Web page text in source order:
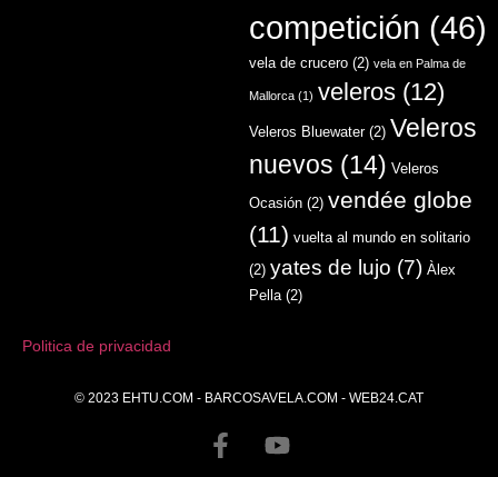
competición (46)
vela de crucero (2) vela en Palma de
Mallorca (1) veleros (12)
Veleros Bluewater(2) Veleros
nuevos (14) Veleros
Ocasión (2) vendée globe
(11) vuelta al mundo en solitario
(2) yates de lujo (7) Àlex
Pella(2)
Politica de privacidad
© 2023 EHTU.COM - BARCOSAVELA.COM - WEB24.CAT